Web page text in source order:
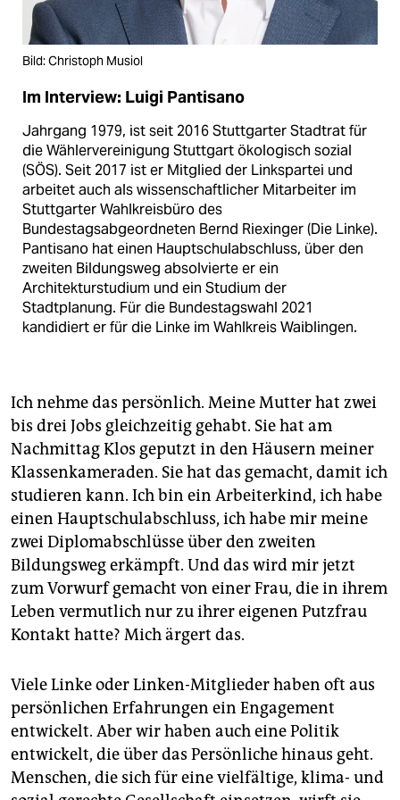
Bild: Christoph Musiol
Im Interview: Luigi Pantisano
Jahrgang 1979, ist seit 2016 Stuttgarter Stadtrat für
die Wählervereinigung Stuttgart ökologisch sozial
(SÖS). Seit 2017 ist er Mitglied der Linkspartei und
arbeitet auch als wissenschaftlicher Mitarbeiter im
Stuttgarter Wahlkreisbüro des
Bundestagsabgeordneten Bernd Riexinger (Die Linke).
Pantisano hat einen Hauptschulabschluss, über den
zweiten Bildungsweg absolvierte er ein
Architekturstudium und ein Studium der
Stadtplanung. Für die Bundestagswahl 2021
kandidiert er für die Linke im Wahlkreis Waiblingen.
Ich nehme das persönlich. Meine Mutter hat zwei
bis drei Jobs gleichzeitig gehabt. Sie hat am
Nachmittag Klos geputzt in den Häusern meiner
Klassenkameraden. Sie hat das gemacht, damit ich
studieren kann. Ich bin ein Arbeiterkind, ich habe
einen Hauptschulabschluss, ich habe mir meine
zwei Diplomabschlüsse über den zweiten
Bildungsweg erkämpft. Und das wird mir jetzt
zum Vorwurf gemacht von einer Frau, die in ihrem
Leben vermutlich nur zu ihrer eigenen Putzfrau
Kontakt hatte? Mich ärgert das.
Viele Linke oder Linken-Mitglieder haben oft aus
persönlichen Erfahrungen ein Engagement
entwickelt. Aber wir haben auch eine Politik
entwickelt, die über das Persönliche hinaus geht.
Menschen, die sich für eine vielfältige, klima- und